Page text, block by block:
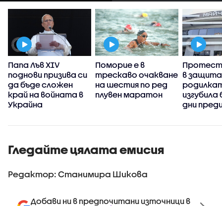
Папа Лъв XIV
поднови призива си
да бъде сложен
край на войната в
Украйна
Поморие е в
трескаво очакване
на шестия по ред
плувен маратон
Протест
в
дни
Гледайте цялата емисия
Редактор: Станимира Шикова
Добави ни в предпочитани източници в